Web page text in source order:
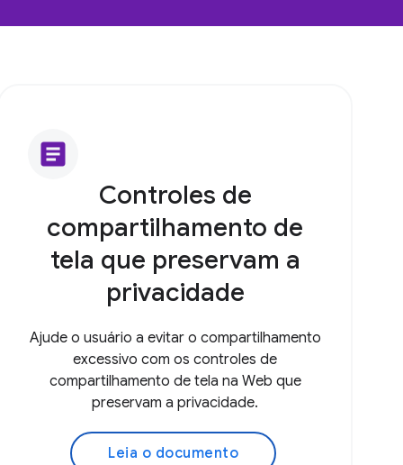
article
Controles de
compartilhamento de
tela que preservam a
privacidade
Ajude o usuário a evitar o compartilhamento
excessivo com os controles de
compartilhamento de tela na Web que
preservam a privacidade.
Leia o documento